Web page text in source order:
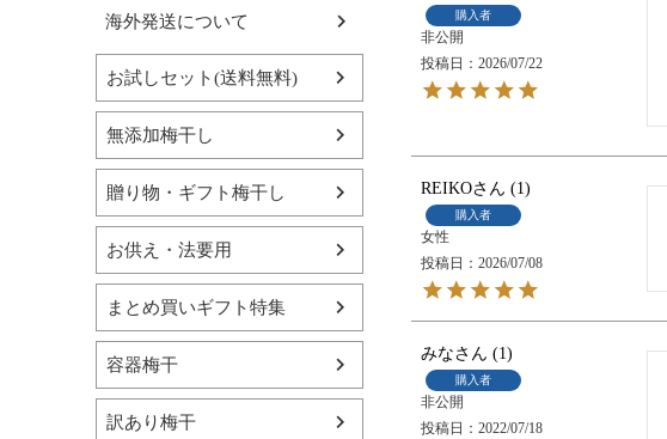
海外発送について
お試しセット(送料無料)
無添加梅干し
贈り物・ギフト梅干し
お供え・法要用
まとめ買いギフト特集
容器梅干
訳あり梅干
購入者
非公開
投稿日
2026/07/22
REIKO 1
購入者
女性
投稿日
2026/07/08
みな 1
購入者
非公開
投稿日
2022/07/18